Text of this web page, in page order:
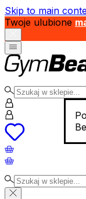
Skip to main
Twoje ulubione